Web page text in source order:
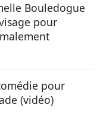
Bouledogue
pour
pour
(vidéo)